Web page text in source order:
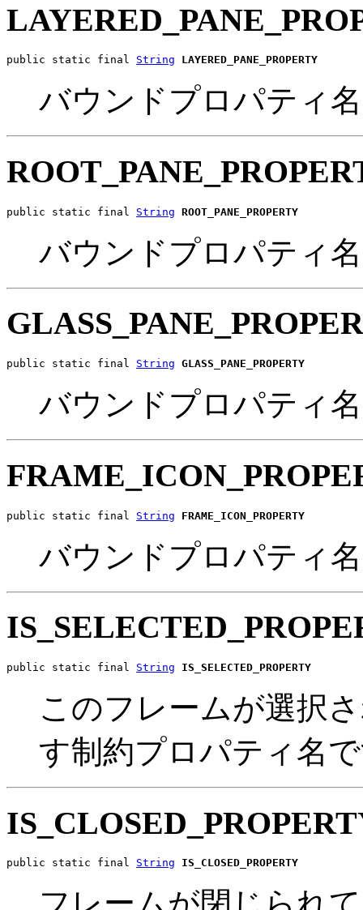
public static final String LAYERED_PANE_PROPERTY
バウンドプロパティ
public static final String ROOT_PANE_PROPERTY
バウンドプロパティ
public static final String GLASS_PANE_PROPERTY
バウンドプロパティ
public static final String FRAME_ICON_PROPERTY
バウンドプロパティ
public static final String IS_SELECTED_PROPERTY
このフレームが選択
す制約プロパティ名
public static final String IS_CLOSED_PROPERTY